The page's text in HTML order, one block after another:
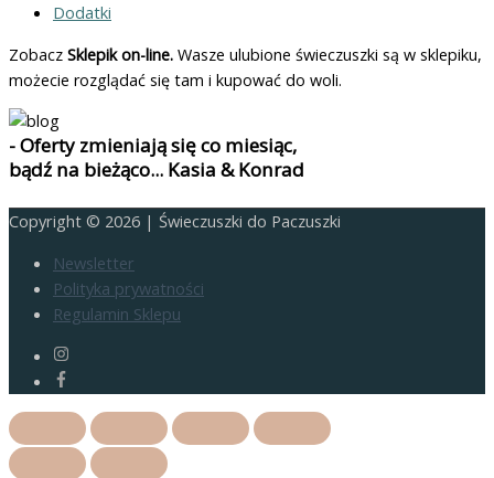
Dodatki
Zobacz Sklepik on-line. Wasze ulubione świeczuszki są w sklepiku,
możecie rozglądać się tam i kupować do woli.
- Oferty zmieniają się co miesiąc,
bądź na bieżąco... Kasia & Konrad
Copyright © 2026 | Świeczuszki do Paczuszki
Newsletter
Polityka prywatności
Regulamin Sklepu